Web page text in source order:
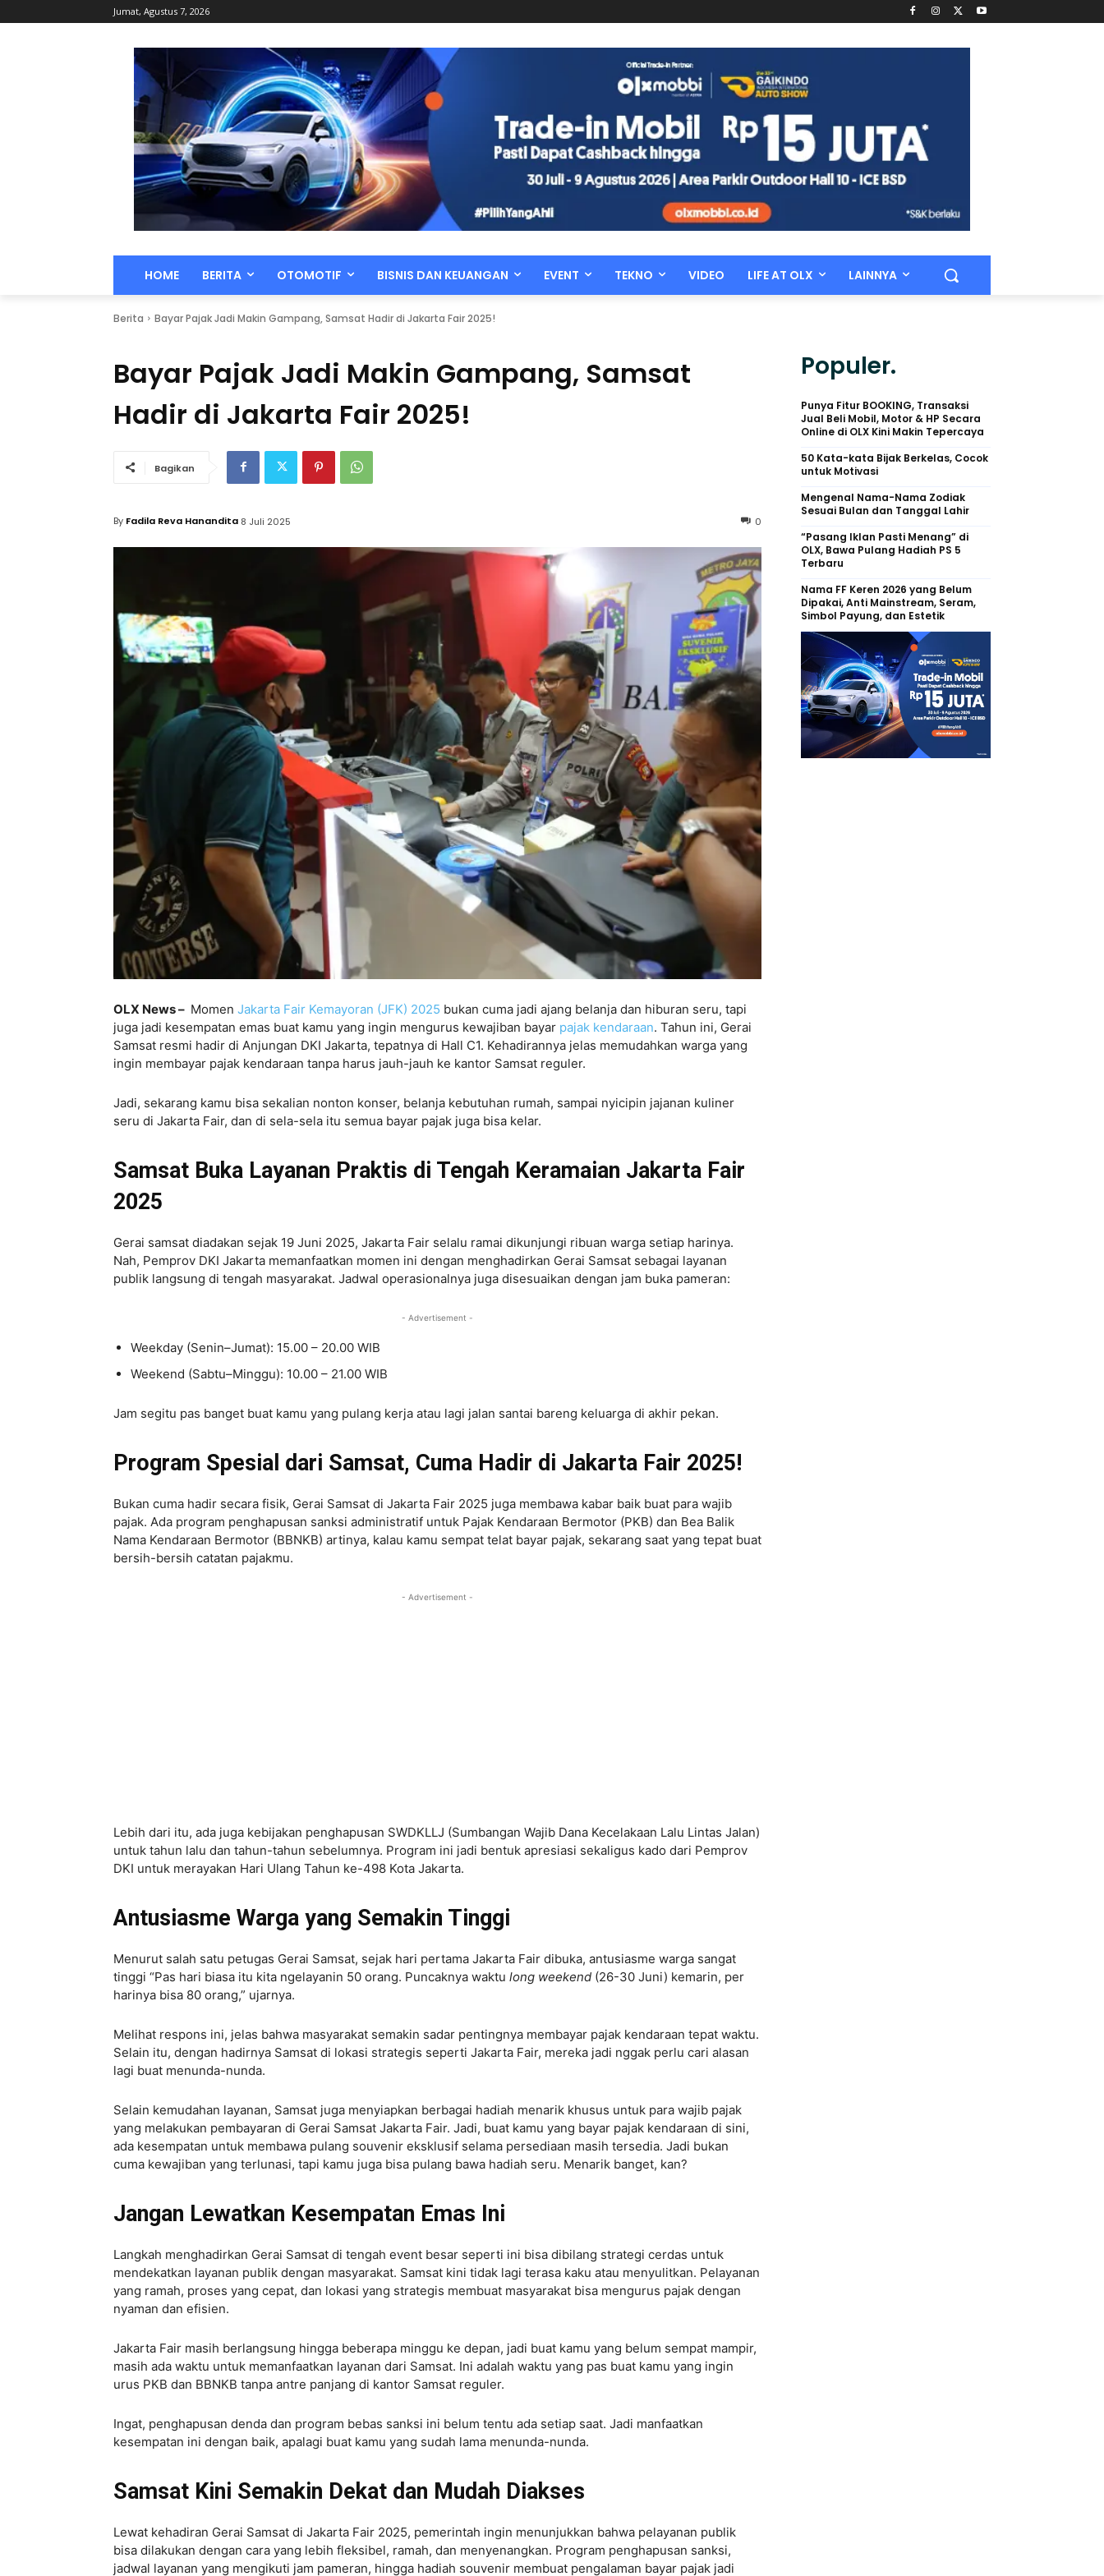
Jumat, Agustus 7, 2026
HOME BERITA OTOMOTIF BISNIS DAN KEUANGAN EVENT TEKNO VIDEO LIFE AT OLX LAINNYA
Berita Bayar Pajak Jadi Makin Gampang, Samsat Hadir di Jakarta Fair 2025!
Bayar Pajak Jadi Makin Gampang, Samsat
Hadir di Jakarta Fair 2025!
Bagikan
0
By Fadila Reva Hanandita 8 Juli 2025
OLX News – Momen Jakarta Fair Kemayoran (JFK) 2025 bukan cuma jadi ajang belanja dan hiburan seru, tapi
juga jadi kesempatan emas buat kamu yang ingin mengurus kewajiban bayar pajak kendaraan. Tahun ini, Gerai
Samsat resmi hadir di Anjungan DKI Jakarta, tepatnya di Hall C1. Kehadirannya jelas memudahkan warga yang
ingin membayar pajak kendaraan tanpa harus jauh-jauh ke kantor Samsat reguler.
Jadi, sekarang kamu bisa sekalian nonton konser, belanja kebutuhan rumah, sampai nyicipin jajanan kuliner
seru di Jakarta Fair, dan di sela-sela itu semua bayar pajak juga bisa kelar.
Samsat Buka Layanan Praktis di Tengah Keramaian Jakarta Fair
2025
Gerai samsat diadakan sejak 19 Juni 2025, Jakarta Fair selalu ramai dikunjungi ribuan warga setiap harinya.
Nah, Pemprov DKI Jakarta memanfaatkan momen ini dengan menghadirkan Gerai Samsat sebagai layanan
publik langsung di tengah masyarakat. Jadwal operasionalnya juga disesuaikan dengan jam buka pameran:
- Advertisement -
Weekday (Senin–Jumat): 15.00 – 20.00 WIB
Weekend (Sabtu–Minggu): 10.00 – 21.00 WIB
Jam segitu pas banget buat kamu yang pulang kerja atau lagi jalan santai bareng keluarga di akhir pekan.
Program Spesial dari Samsat, Cuma Hadir di Jakarta Fair 2025!
Bukan cuma hadir secara fisik, Gerai Samsat di Jakarta Fair 2025 juga membawa kabar baik buat para wajib
pajak. Ada program penghapusan sanksi administratif untuk Pajak Kendaraan Bermotor (PKB) dan Bea Balik
Nama Kendaraan Bermotor (BBNKB) artinya, kalau kamu sempat telat bayar pajak, sekarang saat yang tepat buat
bersih-bersih catatan pajakmu.
- Advertisement -
Lebih dari itu, ada juga kebijakan penghapusan SWDKLLJ (Sumbangan Wajib Dana Kecelakaan Lalu Lintas Jalan)
untuk tahun lalu dan tahun-tahun sebelumnya. Program ini jadi bentuk apresiasi sekaligus kado dari Pemprov
DKI untuk merayakan Hari Ulang Tahun ke-498 Kota Jakarta.
Antusiasme Warga yang Semakin Tinggi
Menurut salah satu petugas Gerai Samsat, sejak hari pertama Jakarta Fair dibuka, antusiasme warga sangat
tinggi “Pas hari biasa itu kita ngelayanin 50 orang. Puncaknya waktu long weekend (26-30 Juni) kemarin, per
harinya bisa 80 orang,” ujarnya.
Melihat respons ini, jelas bahwa masyarakat semakin sadar pentingnya membayar pajak kendaraan tepat waktu.
Selain itu, dengan hadirnya Samsat di lokasi strategis seperti Jakarta Fair, mereka jadi nggak perlu cari alasan
lagi buat menunda-nunda.
Selain kemudahan layanan, Samsat juga menyiapkan berbagai hadiah menarik khusus untuk para wajib pajak
yang melakukan pembayaran di Gerai Samsat Jakarta Fair. Jadi, buat kamu yang bayar pajak kendaraan di sini,
ada kesempatan untuk membawa pulang souvenir eksklusif selama persediaan masih tersedia. Jadi bukan
cuma kewajiban yang terlunasi, tapi kamu juga bisa pulang bawa hadiah seru. Menarik banget, kan?
Jangan Lewatkan Kesempatan Emas Ini
Langkah menghadirkan Gerai Samsat di tengah event besar seperti ini bisa dibilang strategi cerdas untuk
mendekatkan layanan publik dengan masyarakat. Samsat kini tidak lagi terasa kaku atau menyulitkan. Pelayanan
yang ramah, proses yang cepat, dan lokasi yang strategis membuat masyarakat bisa mengurus pajak dengan
nyaman dan efisien.
Jakarta Fair masih berlangsung hingga beberapa minggu ke depan, jadi buat kamu yang belum sempat mampir,
masih ada waktu untuk memanfaatkan layanan dari Samsat. Ini adalah waktu yang pas buat kamu yang ingin
urus PKB dan BBNKB tanpa antre panjang di kantor Samsat reguler.
Ingat, penghapusan denda dan program bebas sanksi ini belum tentu ada setiap saat. Jadi manfaatkan
kesempatan ini dengan baik, apalagi buat kamu yang sudah lama menunda-nunda.
Samsat Kini Semakin Dekat dan Mudah Diakses
Lewat kehadiran Gerai Samsat di Jakarta Fair 2025, pemerintah ingin menunjukkan bahwa pelayanan publik
bisa dilakukan dengan cara yang lebih fleksibel, ramah, dan menyenangkan. Program penghapusan sanksi,
jadwal layanan yang mengikuti jam pameran, hingga hadiah souvenir membuat pengalaman bayar pajak jadi
Populer.
Punya Fitur BOOKING, Transaksi
Jual Beli Mobil, Motor & HP Secara
Online di OLX Kini Makin Tepercaya
50 Kata-kata Bijak Berkelas, Cocok
untuk Motivasi
Mengenal Nama-Nama Zodiak
Sesuai Bulan dan Tanggal Lahir
“Pasang Iklan Pasti Menang” di
OLX, Bawa Pulang Hadiah PS 5
Terbaru
Nama FF Keren 2026 yang Belum
Dipakai, Anti Mainstream, Seram,
Simbol Payung, dan Estetik